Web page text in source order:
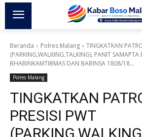
Beranda Polres Malang
TINGKATKAN
(PARKING,WALKING,TALKING), PANIT SAMAPTA
BHABINKAMTIBMAS DAN BABINSA 1808/18...
Polres Malang
TINGKATKAN
PRESISI PWT